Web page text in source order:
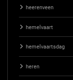
heerenveen
hemelvaart
hemelvaartsdag
heren